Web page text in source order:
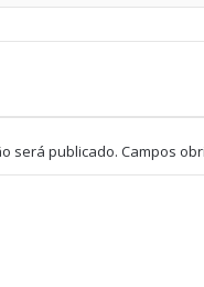
será publicado. Campos